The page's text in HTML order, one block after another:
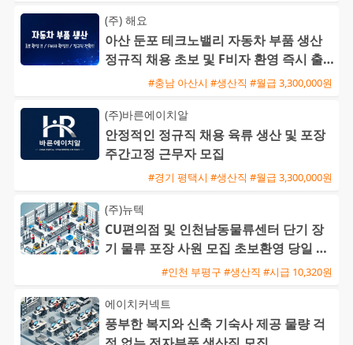
(주) 해요
아산 둔포 테크노밸리 자동차 부품 생산
정규직 채용 초보 및 F비자 환영 즉시 출
#충남 아산시 #생산직 #월급 3,300,000원
(주)바른에이치알
안정적인 정규직 채용 육류 생산 및 포장
주간고정 근무자 모집
#경기 평택시 #생산직 #월급 3,300,000원
(주)뉴텍
CU편의점 및 인천남동물류센터 단기 장
기 물류 포장 사원 모집 초보환영 당일 익
#인천 부평구 #생산직 #시급 10,320원
에이치커넥트
풍부한 복지와 신축 기숙사 제공 물량 걱